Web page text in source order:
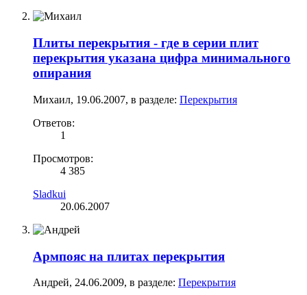
Плиты перекрытия - где в серии плит
перекрытия указана цифра минимального
опирания
Михаил, 19.06.2007, в разделе: Перекрытия
Ответов:
1
Просмотров:
4 385
Sladkui
20.06.2007
Армпояс на плитах перекрытия
Андрей, 24.06.2009, в разделе: Перекрытия